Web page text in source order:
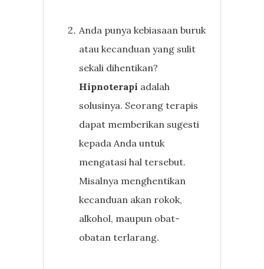
Anda punya kebiasaan buruk
atau kecanduan yang sulit
sekali dihentikan?
Hipnoterapi adalah
solusinya. Seorang terapis
dapat memberikan sugesti
kepada Anda untuk
mengatasi hal tersebut.
Misalnya menghentikan
kecanduan akan rokok,
alkohol, maupun obat-
obatan terlarang.